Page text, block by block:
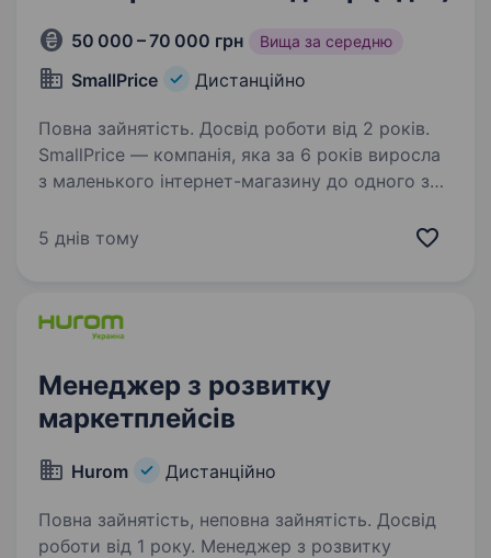
50 000 – 70 000 грн Вища за середню
SmallPrice Дистанційно
Повна зайнятість. Досвід роботи від 2 років.
SmallPrice — компанія, яка за 6 років виросла
з маленького інтернет-магазину до одного з
Ми активно масштабуємося та відкриваємо
5 днів тому
Менеджер з розвитку
маркетплейсів
Hurom Дистанційно
Повна зайнятість, неповна зайнятість. Досвід
роботи від 1 року. Менеджер з розвитку